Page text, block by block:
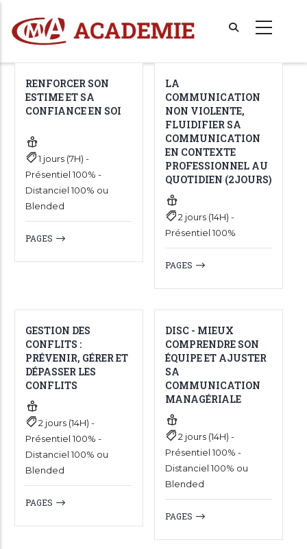
au
contenu
principal
RENFORCER SON
ESTIME ET SA
CONFIANCE EN SOI
1 jours (7H) -
Présentiel 100% -
Distanciel 100% ou
Blended
PAGES
LA
COMMUNICATION
NON VIOLENTE,
FLUIDIFIER SA
COMMUNICATION
EN CONTEXTE
PROFESSIONNEL AU
QUOTIDIEN (2JOURS)
2 jours (14H) -
Présentiel 100%
PAGES
GESTION DES
CONFLITS :
PRÉVENIR, GÉRER ET
DÉPASSER LES
CONFLITS
2 jours (14H) -
Présentiel 100% -
Distanciel 100% ou
Blended
PAGES
DISC - MIEUX
COMPRENDRE SON
ÉQUIPE ET AJUSTER
SA
COMMUNICATION
MANAGÉRIALE
2 jours (14H) -
Présentiel 100% -
Distanciel 100% ou
Blended
PAGES